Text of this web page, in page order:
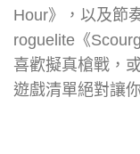
Hour》，以及節
roguelite《
喜歡擬真槍戰，
遊戲清單絕對讓